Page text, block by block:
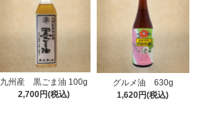
九州産 黒ごま油 100g
2,700円(税込)
グルメ油 630g
1,620円(税込)